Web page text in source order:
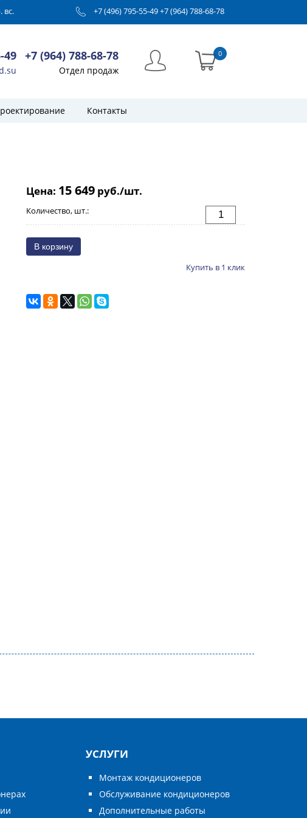
вс. +7 (496) 795-55-49+7 (964) 788-68-78
49 +7 (964) 788-68-78
Отдел продаж
0
Контакты
Цена: 15 649 руб./шт.
Количество, шт.:
Купить в 1 клик
УСЛУГИ
Монтаж кондиционеров
Обслуживание кондиционеров
Дополнительные работы